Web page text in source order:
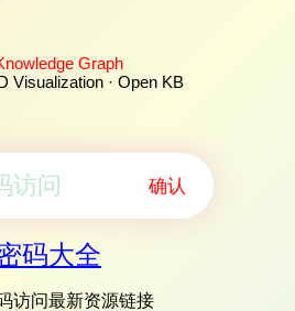
Graph
Visualization · Open KB
确认
码大全
访问最新资源链接